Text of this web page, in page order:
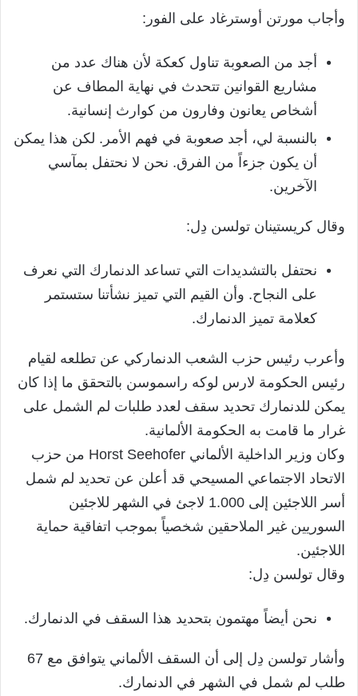
وأجاب مورتن أوسترغاد على الفور:
أجد من الصعوبة تناول كعكة لأن هناك عدد من
مشاريع القوانين تتحدث في نهاية المطاف عن
أشخاص يعانون وفارون من كوارث إنسانية.
بالنسبة لي، أجد صعوبة في فهم الأمر. لكن هذا يمكن
أن يكون جزءاً من الفرق. نحن لا نحتفل بمآسي
الآخرين.
وقال كريستينان تولسن دِل:
نحتفل بالتشديدات التي تساعد الدنمارك التي نعرف
على النجاح. وأن القيم التي تميز نشأتنا ستستمر
كعلامة تميز الدنمارك.
وأعرب رئيس حزب الشعب الدنماركي عن تطلعه لقيام
رئيس الحكومة لارس لوكه راسموسن بالتحقق ما إذا كان
يمكن للدنمارك تحديد سقف لعدد طلبات لم الشمل على
غرار ما قامت به الحكومة الألمانية.
وكان وزير الداخلية الألماني Horst Seehofer من حزب
الاتحاد الاجتماعي المسيحي قد أعلن عن تحديد لم شمل
أسر اللاجئين إلى 1.000 لاجئ في الشهر للاجئين
السوريين غير الملاحقين شخصياً بموجب اتفاقية حماية
اللاجئين.
وقال تولسن دِل:
نحن أيضاً مهتمون بتحديد هذا السقف في الدنمارك.
وأشار تولسن دِل إلى أن السقف الألماني يتوافق مع 67
طلب لم شمل في الشهر في الدنمارك.